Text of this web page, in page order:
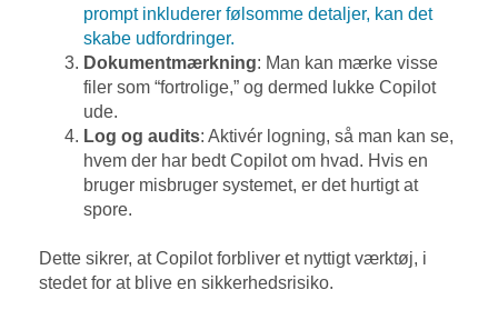
prompt inkluderer følsomme detaljer, kan det
skabe udfordringer.
Dokumentmærkning: Man kan mærke visse
filer som “fortrolige,” og dermed lukke Copilot
ude.
Log og audits: Aktivér logning, så man kan se,
hvem der har bedt Copilot om hvad. Hvis en
bruger misbruger systemet, er det hurtigt at
spore.
Dette sikrer, at Copilot forbliver et nyttigt værktøj, i
stedet for at blive en sikkerhedsrisiko.